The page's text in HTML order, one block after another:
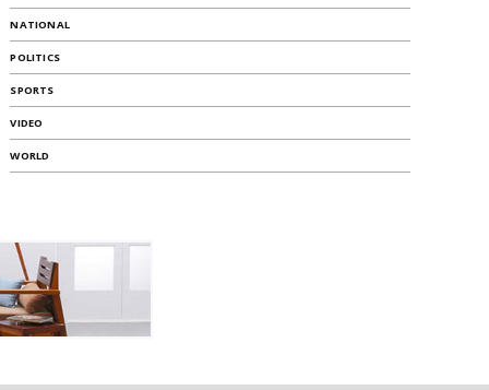
NATIONAL
POLITICS
SPORTS
VIDEO
WORLD